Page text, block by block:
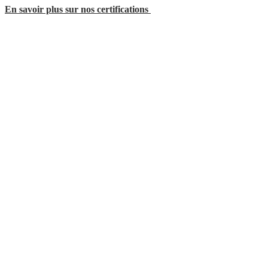
En savoir plus sur nos certifications